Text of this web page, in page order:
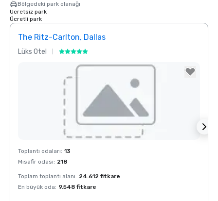
Bölgedeki park olanağı
Ücretsiz park
Ücretli park
The Ritz-Carlton, Dallas
Lüks Otel
Removed from favorites
Toplantı odaları: 13
Misafir odası: 218
Toplam toplantı alanı: 24.612 fitkare
En büyük oda: 9.548 fitkare